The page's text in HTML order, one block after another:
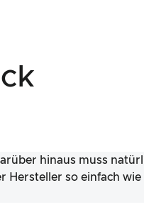
hinaus muss
so einfach